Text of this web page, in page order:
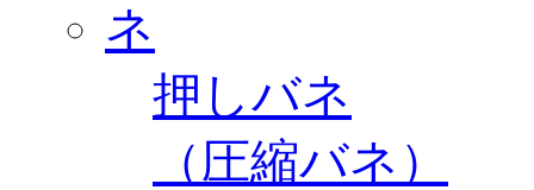
押しバネ
（圧縮バネ）